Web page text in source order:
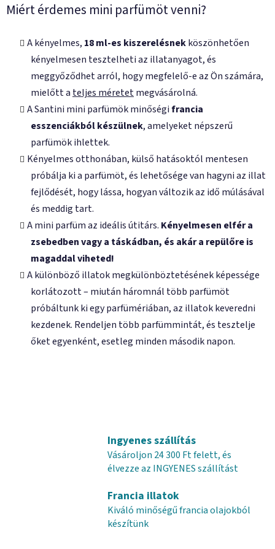
e
e
i
Miért érdemes mini parfümöt venni?
A kényelmes, 18 ml-es kiszerelésnekköszönhetően
kényelmesen tesztelheti az illatanyagot, és
meggyőződhet arról, hogy megfelelő-e az Ön számára,
mielőtt a teljes méretetmegvásárolná.
A Santini mini parfümök minőségifrancia
esszenciákból készülnek, amelyeket népszerű
parfümök ihlettek.
Kényelmes otthonában, külső hatásoktól mentesen
próbálja ki a parfümöt, és lehetősége van hagyni az illat
fejlődését, hogy lássa, hogyan változik az idő múlásával
és meddig tart.
A mini parfüm az ideális útitárs. Kényelmesen elfér a
zsebedben vagy a táskádban, és akár a repülőre is
magaddal viheted!
A különböző illatok megkülönböztetésének képessége
korlátozott – miután háromnál több parfümöt
próbáltunk ki egy parfümériában, az illatok keveredni
kezdenek. Rendeljen több parfümmintát, és tesztelje
őket egyenként, esetleg minden második napon.
Ingyenes szállítás
Vásároljon 24 300 Ft felett, és
élvezze az INGYENES szállítást
Francia illatok
Kiváló minőségű francia olajokból
készítünk